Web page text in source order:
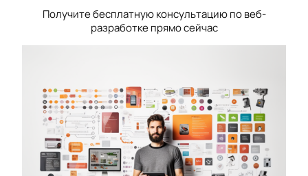
Получите бесплатную консультацию по веб-
разработке прямо сейчас